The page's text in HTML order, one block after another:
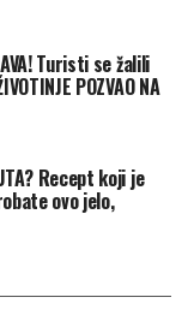
Trampovu
predviđala da
državljanstvo
ili samo
privremenih
postupke kao
Turisti se žalili
POZVAO NA
Recept koji je
ovo jelo,